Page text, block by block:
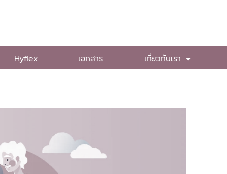
Hyflex เอกสาร เกี่ยวกับเรา